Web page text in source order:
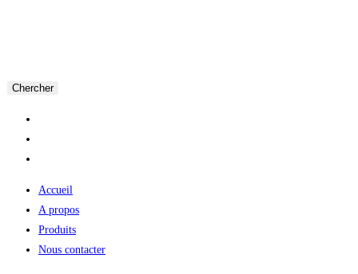
Chercher
Accueil
A propos
Produits
Nous contacter